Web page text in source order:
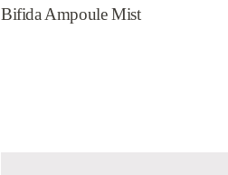
Bifida Ampoule Mist